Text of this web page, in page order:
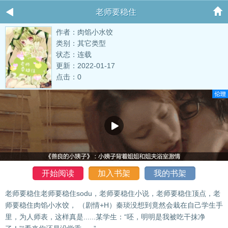
老师要稳住
作者：肉馅小水饺
类别：其它类型
状态：连载
更新：2022-01-17
点击：0
开始阅读 加入书架 我的书架
老师要稳住老师要稳住sodu，老师要稳住小说，老师要稳住顶点，老
师要稳住肉馅小水饺， （剧情+H）秦琰没想到竟然会栽在自己学生手
里，为人师表，这样真是......某学生：“呸，明明是我被吃干抹净